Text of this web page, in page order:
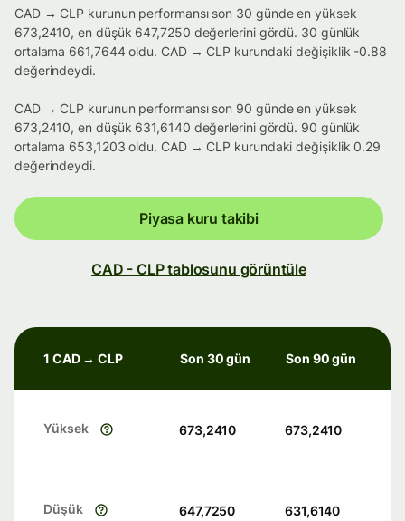
CAD → CLP kurunun performansı son 30 günde en yüksek
673,2410, en düşük 647,7250 değerlerini gördü. 30 günlük
ortalama 661,7644 oldu. CAD → CLP kurundaki değişiklik -0.88
değerindeydi.
CAD → CLP kurunun performansı son 90 günde en yüksek
673,2410, en düşük 631,6140 değerlerini gördü. 90 günlük
ortalama 653,1203 oldu. CAD → CLP kurundaki değişiklik 0.29
değerindeydi.
Piyasa kuru takibi
CAD - CLP tablosunu görüntüle
1 CAD → CLP Son 30 gün Son 90 gün
Yüksek 673,2410 673,2410
Düşük 647,7250 631,6140